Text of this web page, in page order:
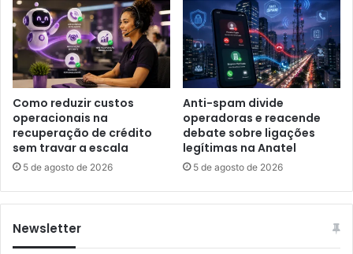
Como reduzir custos
operacionais na
recuperação de crédito
sem travar a escala
5 de agosto de 2026
Anti-spam divide
operadoras e reacende
debate sobre ligações
legítimas na Anatel
5 de agosto de 2026
Newsletter